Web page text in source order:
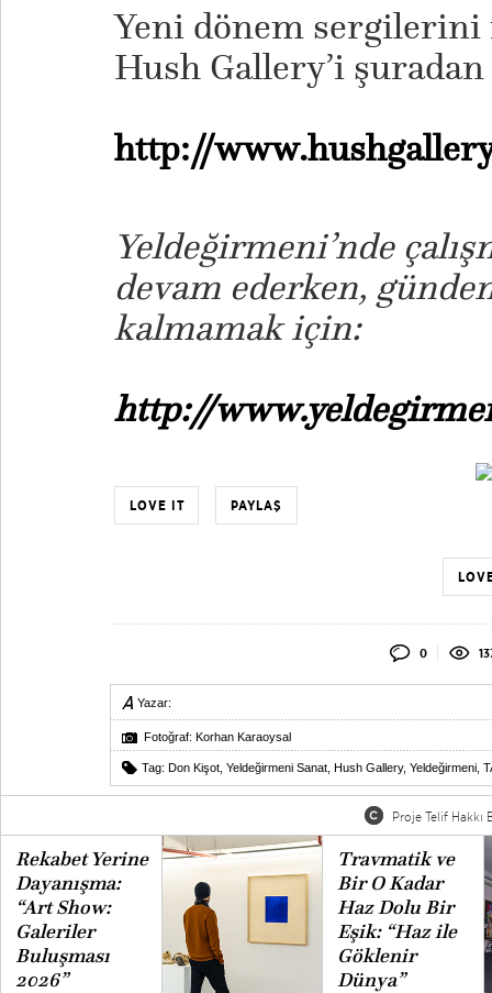
Yeni dönem
Hush Gallery’i
http://
Yeldeğirmeni’nde
devam ederken,
kalmamak için:
http://
LOVE IT PAYLAŞ
0
Yazar:
Fotoğraf: Korhan Karaoysal
Tag: Don Kişot Yeldeğirmeni Sanat Hush Gallery, Yeldeğirmeni
Proje Telif Hakkı
Rekabet Yerine
Dayanışma:
“Art Show:
Galeriler
Buluşması
2026”
Travmatik ve
Bir O Kadar
Haz Dolu Bir
Eşik: “Haz ile
Göklenir
Dünya”